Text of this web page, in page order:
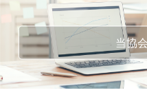
当協